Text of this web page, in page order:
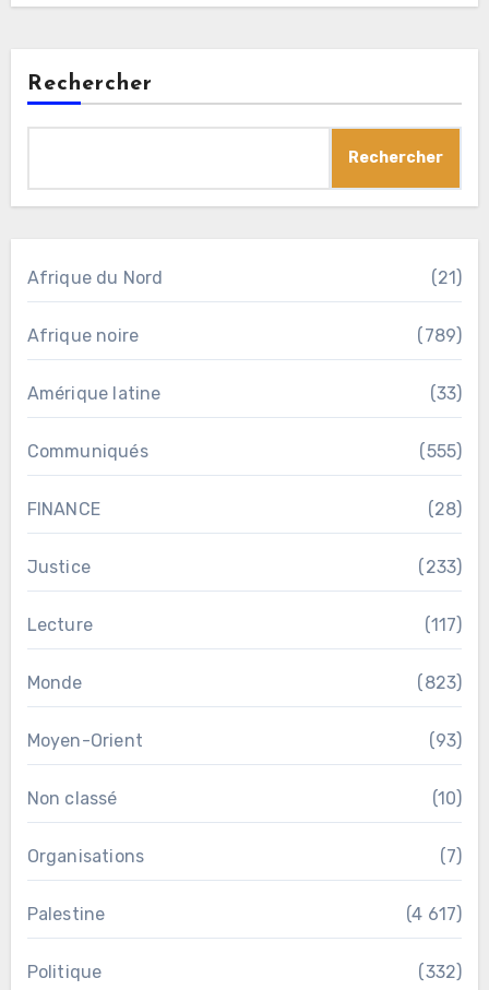
Rechercher
Rechercher
Afrique du Nord (21)
Afrique noire (789)
Amérique latine (33)
Communiqués (555)
FINANCE (28)
Justice (233)
Lecture (117)
Monde (823)
Moyen-Orient (93)
Non classé (10)
Organisations (7)
Palestine (4 617)
Politique (332)